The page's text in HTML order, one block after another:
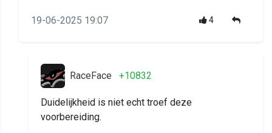
19-06-2025 19:07 4
RaceFace +10832
Duidelijkheid is niet echt troef deze
voorbereiding.